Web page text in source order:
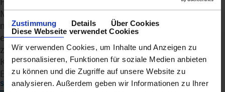
Zustimmung Details
Über Cookies
Diese Webseite verwendet Cookies
Wir verwenden Cookies, um Inhalte und Anzeigen zu
personalisieren, Funktionen für soziale Medien anbieten
zu können und die Zugriffe auf unsere Website zu
analysieren. Außerdem geben wir Informationen zu Ihrer
Mein-Schiff-Flotte: mehr Raum, mehr Genuss und
moderne Umwelttechnologie. Sie verbindet das
entspannte Wohlfühlkonzept der Marke mit einem
zukunftsorientierten Ansatz für nachhaltigere
Kreuzfahrten – und schafft damit ein ganz neues
Erlebnis auf See.
SCHIFF